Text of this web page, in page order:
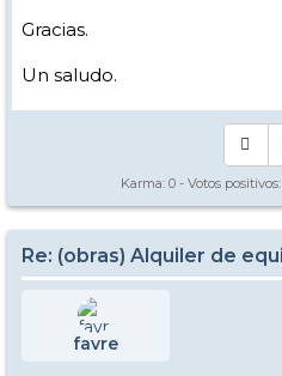
Gracias.
Un saludo.
Karma: 0 - Votos positivos:
Re: (obras) Alquiler de
favre